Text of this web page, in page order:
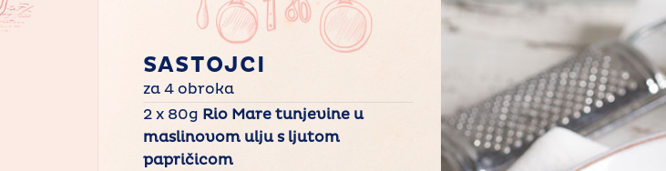
SASTOJCI
za 4 obroka
2 x 80g Rio Mare tunjevine u
maslinovom ulju s ljutom
papričicom